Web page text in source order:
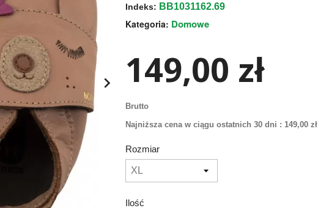

Indeks: BB1031162.69
Kategoria: Domowe
149,00 zł
Brutto
Najniższa cena w ciągu ostatnich 30 dni : 149,00 zł
Rozmiar
Ilość